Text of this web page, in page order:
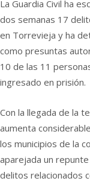
La Guardia Civil ha
dos semanas 17
en Torrevieja y ha
como presuntas
10 de las 11
ingresado en prisión.
Con la llegada de la
aumenta
los municipios de la
aparejada un
delitos relacionados